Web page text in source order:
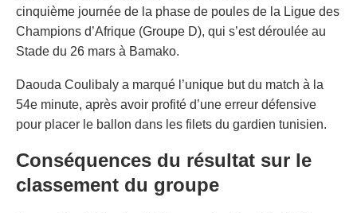
cinquième journée de la phase de poules de la Ligue des
Champions d’Afrique (Groupe D), qui s’est déroulée au
Stade du 26 mars à Bamako.
Daouda Coulibaly a marqué l’unique but du match à la
54e minute, après avoir profité d’une erreur défensive
pour placer le ballon dans les filets du gardien tunisien.
Conséquences du résultat sur le
classement du groupe